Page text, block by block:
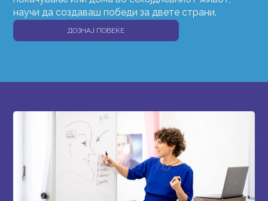
научи да создаваш победи за двете страни.
ДОЗНАЈ ПОВЕЌЕ